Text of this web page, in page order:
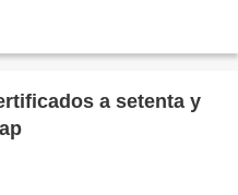
a setenta y